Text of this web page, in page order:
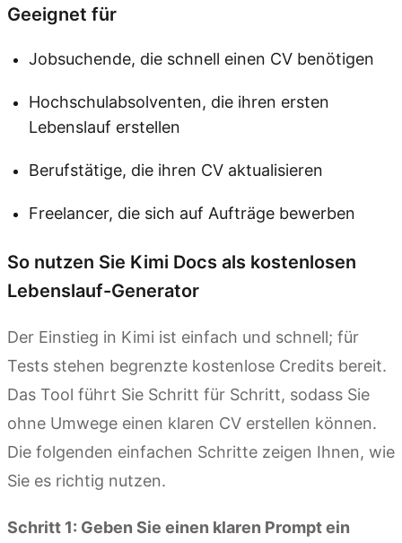
Geeignet für
Jobsuchende, die schnell einen CV benötigen
Hochschulabsolventen, die ihren ersten
Lebenslauf erstellen
Berufstätige, die ihren CV aktualisieren
Freelancer, die sich auf Aufträge bewerben
So nutzen Sie Kimi Docs als kostenlosen
Lebenslauf-Generator
Der Einstieg in Kimi ist einfach und schnell; für
Tests stehen begrenzte kostenlose Credits bereit.
Das Tool führt Sie Schritt für Schritt, sodass Sie
ohne Umwege einen klaren CV erstellen können.
Die folgenden einfachen Schritte zeigen Ihnen, wie
Sie es richtig nutzen.
Schritt 1: Geben Sie einen klaren Prompt ein